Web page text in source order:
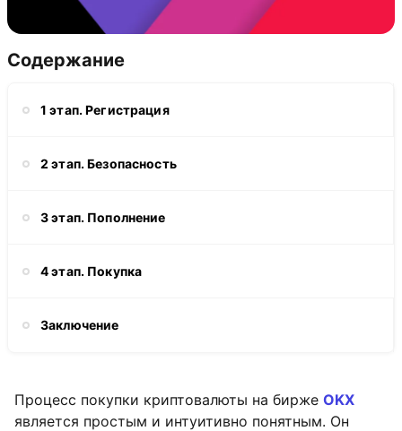
Содержание
1 этап. Регистрация
2 этап. Безопасность
3 этап. Пополнение
4 этап. Покупка
Заключение
Процесс покупки криптовалюты на бирже OKX
является простым и интуитивно понятным. Он